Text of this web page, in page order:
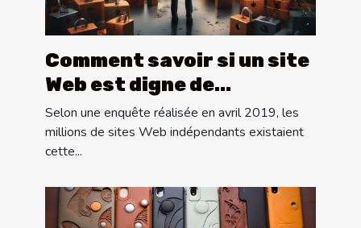
Comment savoir si un site
Web est digne de
confiance ?
Selon une enquête réalisée en avril 2019, les
millions de sites Web indépendants existaient
cette...